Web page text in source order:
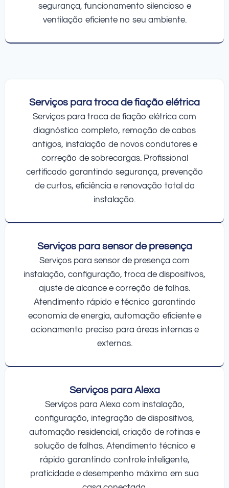
segurança, funcionamento silencioso e
ventilação eficiente no seu ambiente.
Serviços para troca de fiação elétrica
Serviços para troca de fiação elétrica com
diagnóstico completo, remoção de cabos
antigos, instalação de novos condutores e
correção de sobrecargas. Profissional
certificado garantindo segurança, prevenção
de curtos, eficiência e renovação total da
instalação.
Serviços para sensor de presença
Serviços para sensor de presença com
instalação, configuração, troca de dispositivos,
ajuste de alcance e correção de falhas.
Atendimento rápido e técnico garantindo
economia de energia, automação eficiente e
acionamento preciso para áreas internas e
externas.
Serviços para Alexa
Serviços para Alexa com instalação,
configuração, integração de dispositivos,
automação residencial, criação de rotinas e
solução de falhas. Atendimento técnico e
rápido garantindo controle inteligente,
praticidade e desempenho máximo em sua